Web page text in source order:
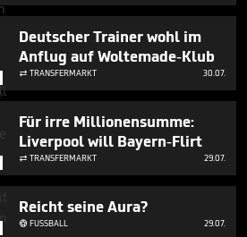
Deutscher Trainer wohl im
Anflug auf Woltemade-Klub
 TRANSFERMARKT 30.07.
Für irre Millionensumme:
Liverpool will Bayern-Flirt
 TRANSFERMARKT 29.07.
Reicht seine Aura?
FUSSBALL 29.07.